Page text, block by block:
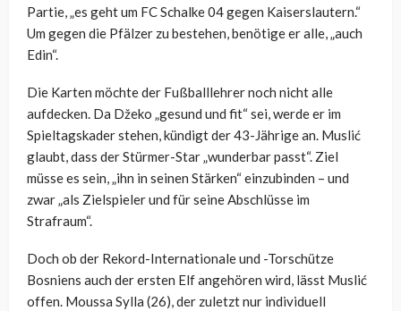
Partie, „es geht um FC Schalke 04 gegen Kaiserslautern.“
Um gegen die Pfälzer zu bestehen, benötige er alle, „auch
Edin“.
Die Karten möchte der Fußballlehrer noch nicht alle
aufdecken. Da Džeko „gesund und fit“ sei, werde er im
Spieltagskader stehen, kündigt der 43-Jährige an. Muslić
glaubt, dass der Stürmer-Star „wunderbar passt“. Ziel
müsse es sein, „ihn in seinen Stärken“ einzubinden – und
zwar „als Zielspieler und für seine Abschlüsse im
Strafraum“.
Doch ob der Rekord-Internationale und -Torschütze
Bosniens auch der ersten Elf angehören wird, lässt Muslić
offen. Moussa Sylla (26), der zuletzt nur individuell